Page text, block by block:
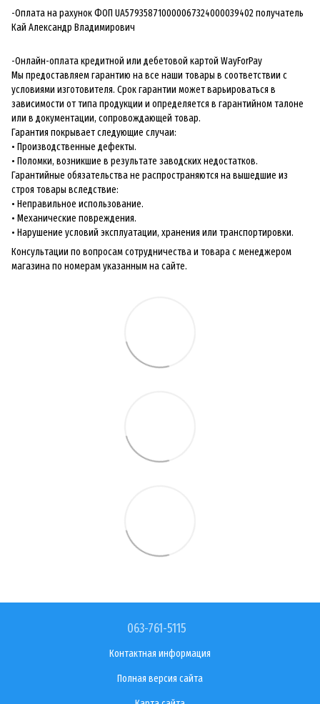
-Оплата на рахунок ФОП UA579358710000067324000039402 получатель
Кай Александр Владимирович
-Онлайн-оплата кредитной или дебетовой картой WayForPay
Мы предоставляем гарантию на все наши товары в соответствии с
условиями изготовителя. Срок гарантии может варьироваться в
зависимости от типа продукции и определяется в гарантийном талоне
или в документации, сопровождающей товар.
Гарантия покрывает следующие случаи:
• Производственные дефекты.
• Поломки, возникшие в результате заводских недостатков.
Гарантийные обязательства не распространяются на вышедшие из
строя товары вследствие:
• Неправильное использование.
• Механические повреждения.
• Нарушение условий эксплуатации, хранения или транспортировки.
Консультации по вопросам сотрудничества и товара с менеджером
магазина по номерам указанным на сайте.
063-761-5115
Контактная информация
Полная версия сайта